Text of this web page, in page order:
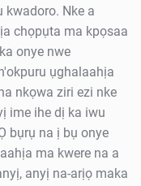
kwadoro. Nke a
chọpụta ma kpọsaa
onye nwe
ụghalaahịa
nkọwa ziri ezi nke
ime ihe dị ka iwu
bụrụ na ị bụ onye
ma kwere na a
anyị na-arịọ maka